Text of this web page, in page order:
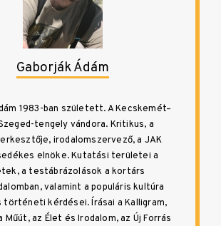
Gaborják Ádám
1983-ban született. A Kecskemét–
tengely vándora. Kritikus, a
irodalomszervező, a JAK
elnöke. Kutatási területei a
a testábrázolások a kortárs
valamint a populáris kultúra
kérdései. Írásai a Kalligram,
Műút, az Élet és Irodalom, az Új Forrás